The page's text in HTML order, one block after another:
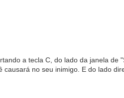
a tecla C, do lado da janela de
causará no seu inimigo. E do lado